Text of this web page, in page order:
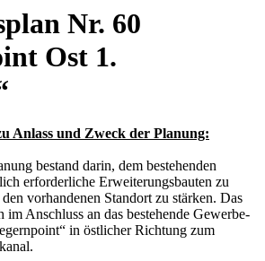
Nr. 60
Ost 1.
Anlass und Zweck der Planung:
bestand darin, dem bestehenden
erforderliche Erweiterungsbauten zu
vorhandenen Standort zu stärken. Das
im Anschluss an das bestehende Gewerbe-
in östlicher Richtung zum